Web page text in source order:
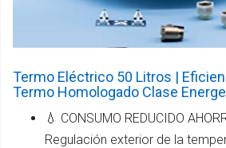
Termo Eléctrico 50 Litros |
Termo Homologado Clase
💧 CONSUMO REDUCIDO
Regulación exterior de la